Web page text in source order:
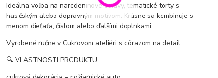
Ideálna voľba na narodeninové oslavy, tematické torty s
hasičským alebo dopravným motívom. Krásne sa kombinuje s
menom dieťaťa, číslom alebo ďalšími doplnkami.
Vyrobené ručne v Cukrovom ateliéri s dôrazom na detail.
🔍 VLASTNOSTI PRODUKTU